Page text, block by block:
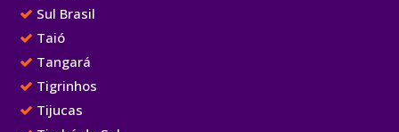
Sul Brasil
Taió
Tangará
Tigrinhos
Tijucas